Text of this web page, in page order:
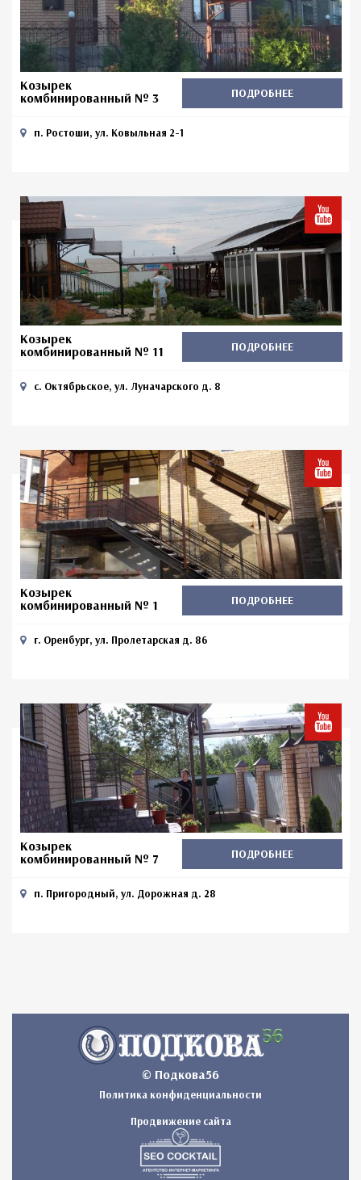
Козырек
комбинированный № 3
ПОДРОБНЕЕ
п. Ростоши, ул. Ковыльная 2-1
Козырек
комбинированный № 11
ПОДРОБНЕЕ
с. Октябрьское, ул. Луначарского д. 8
Козырек
комбинированный № 1
ПОДРОБНЕЕ
г. Оренбург, ул. Пролетарская д. 86
Козырек
комбинированный № 7
ПОДРОБНЕЕ
п. Пригородный, ул. Дорожная д. 28
© Подкова56
Политика конфиденциальности
Продвижение сайта